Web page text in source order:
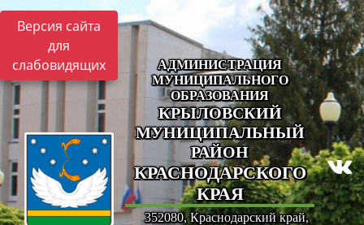
Версия сайта
для
слабовидящих
АДМИНИСТРАЦИЯ
МУНИЦИПАЛЬНОГО
ОБРАЗОВАНИЯ
КРЫЛОВСКИЙ
МУНИЦИПАЛЬНЫЙ
РАЙОН
КРАСНОДАРСКОГО
КРАЯ
352080, Краснодарский край,